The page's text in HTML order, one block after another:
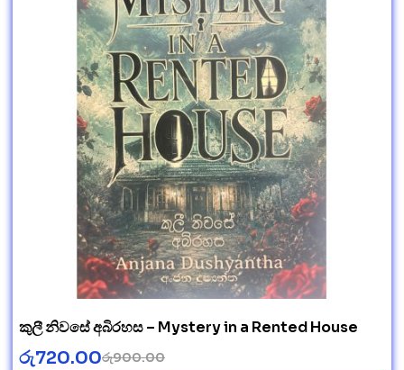
කුලී නිවසේ අබිරහස – Mystery in a Rented House
රු900.00
රු720.00